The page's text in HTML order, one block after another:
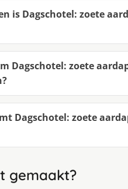
is Dagschotel: zoete
Dagschotel: zoete
Dagschotel: zoete
gemaakt?